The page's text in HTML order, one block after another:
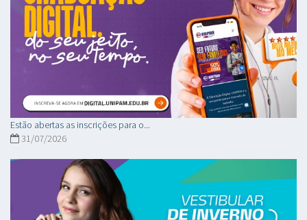
Estão abertas as inscrições para o...
31/07/2026